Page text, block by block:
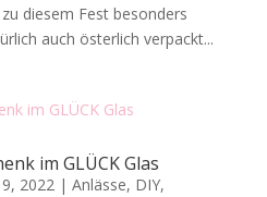
diesem Fest besonders
auch österlich verpackt...
im GLÜCK Glas
2022| Anlässe, DIY,